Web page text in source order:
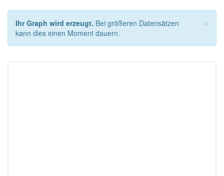
×
Ihr Graph wird erzeugt. Bei größeren Datensätzen
kann dies einen Moment dauern.